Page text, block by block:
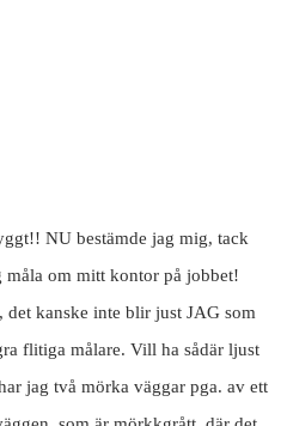
NU bestämde jag mig, tack
om mitt kontor på jobbet!
det kanske inte blir just JAG som
flitiga målare. Vill ha sådär ljust
jag två mörka väggar pga. av ett